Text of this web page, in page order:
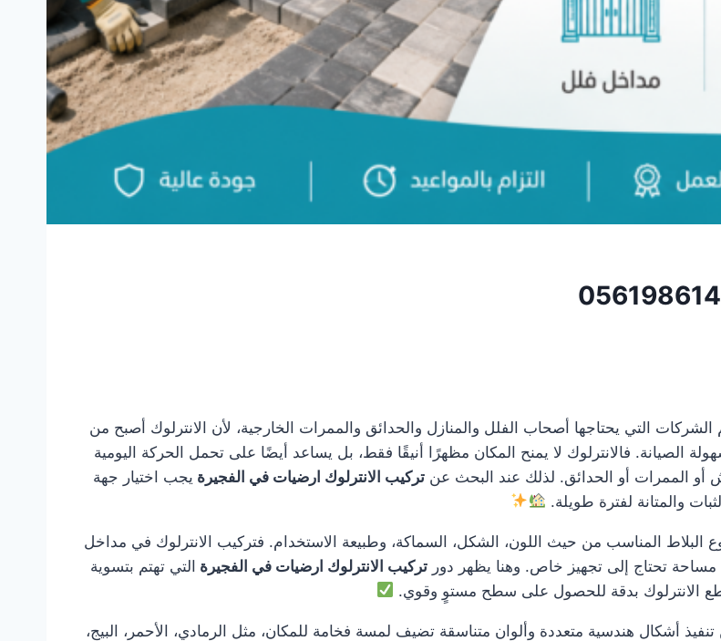
من أهم الشركات التي يحتاجها أصحاب الفلل والمنازل والحدائق والممرات الخارجية، لأن الانترلوك أصبح من
فالانترلوك لا يمنح المكان مظهرًا أنيقًا فقط، بل يساعد أيضًا على تحمل الحركة اليومية
أو الممرات أو الحدائق. لذلك عند البحث عن تركيب الانترلوك ارضيات في الفجيرة يجب اختيار جهة
والمتانة لفترة طويلة.
البلاط المناسب من حيث اللون، الشكل، السماكة، وطبيعة الاستخدام. فتركيب الانترلوك في مداخل
مساحة تحتاج إلى تجهيز خاص. وهنا يظهر دور تركيب الانترلوك ارضيات في الفجيرة التي تهتم بتسوية
الانترلوك بدقة للحصول على سطح مستوٍ وقوي.
أشكال هندسية متعددة وألوان متناسقة تضيف لمسة فخامة للمكان، مثل الرمادي، الأحمر، البيج،